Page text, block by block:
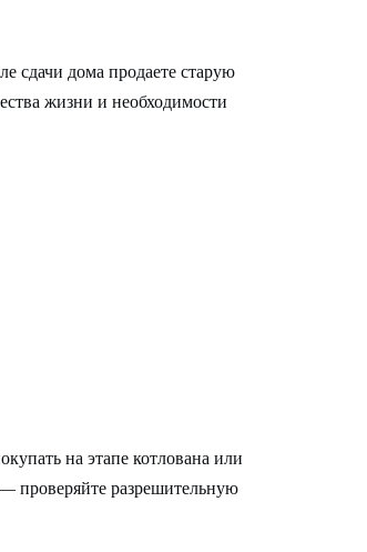
сдачи дома продаете старую
жизни и необходимости
на этапе котлована или
проверяйте разрешительную